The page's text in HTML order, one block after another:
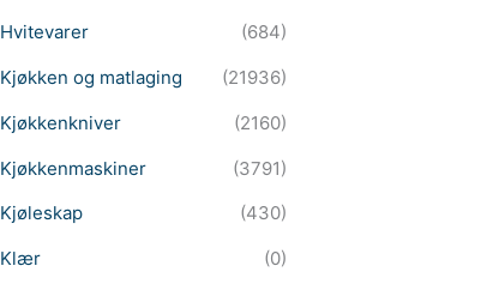
Hvitevarer
(684)
Kjøkken og matlaging
(21936)
Kjøkkenkniver
(2160)
Kjøkkenmaskiner
(3791)
Kjøleskap
(430)
Klær
(0)